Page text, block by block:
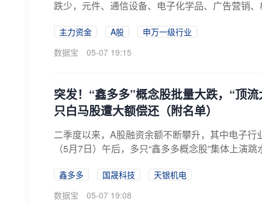
跌少，元件、通信设备、电子化学品、广告营销
主力资金 A股
申万一级行业
数据宝
05-07 19:15
突发！“鑫多多”概念股批量大跌，“顶
只白马股遭大额偿还（附名单）
二季度以来，A股融资余额不断攀升，其中电子行
（5月7日）午后，多只“鑫多多概念股”集体上演
鑫多多 国晟科技
天银机电
数据宝
05-07 19:08